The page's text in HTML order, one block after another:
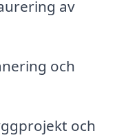
av
och
och